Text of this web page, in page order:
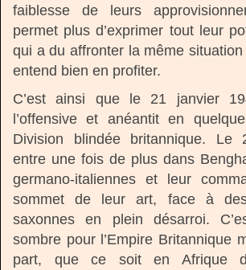
faiblesse de leurs
permet plus d’exprimer tout leur
qui a du affronter la même situation
entend bien en profiter.
C’est ainsi que le 21 janvier
l’offensive et anéantit en
Division blindée britannique. Le
entre une fois de plus dans
germano-italiennes et leur
sommet de leur art, face à
saxonnes en plein désarroi.
sombre pour l’Empire Britannique
part, que ce soit en Afrique